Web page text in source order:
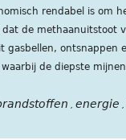
rendabel is om
dat de methaanuitstoot
gasbellen, ontsnappen
de diepste
energie